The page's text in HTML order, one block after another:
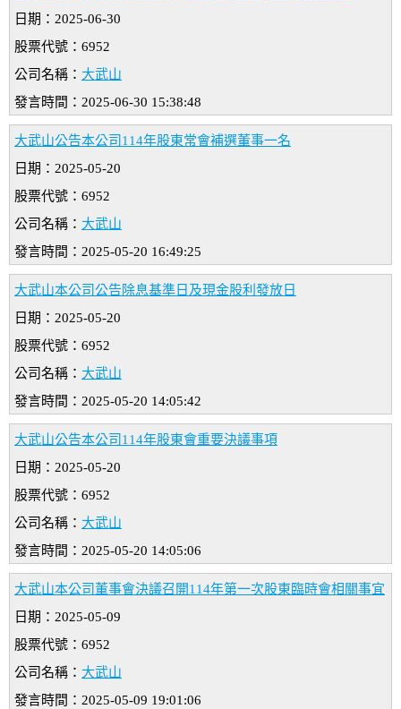
日期：2025-06-30
股票代號：6952
公司名稱： 大武山
發言時間：2025-06-30 15:38:48
大武山公告本公司114年股東常會補選董事一名
日期：2025-05-20
股票代號：6952
公司名稱： 大武山
發言時間：2025-05-20 16:49:25
大武山本公司公告除息基準日及現金股利發放日
日期：2025-05-20
股票代號：6952
公司名稱： 大武山
發言時間：2025-05-20 14:05:42
大武山公告本公司114年股東會重要決議事項
日期：2025-05-20
股票代號：6952
公司名稱： 大武山
發言時間：2025-05-20 14:05:06
大武山本公司董事會決議召開114年第一次股東臨時會相關事宜
日期：2025-05-09
股票代號：6952
公司名稱： 大武山
發言時間：2025-05-09 19:01:06